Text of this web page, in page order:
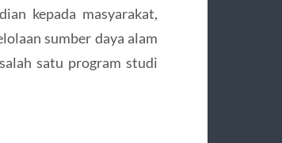
kepada masyarakat,
sumber daya alam
satu program studi